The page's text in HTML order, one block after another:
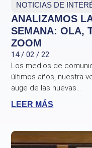
NOTICIAS DE
ANALIZAMOS
SEMANA: OLA,
ZOOM
14 / 02 / 22
Los medios de
últimos años, nuestra
auge de las nuevas...
LEER MÁS